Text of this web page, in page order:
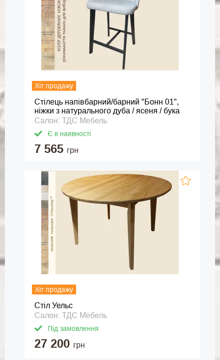
Хіт продажу
Стілець напівбарний/барний "Бонн 01",
ніжки з натурального дуба / ясеня / бука
Салон: ТДС Мебель
Є в наявності
7 565 грн
Хіт продажу
Стіл Уельс
Салон: ТДС Мебель
Під замовлення
27 200 грн